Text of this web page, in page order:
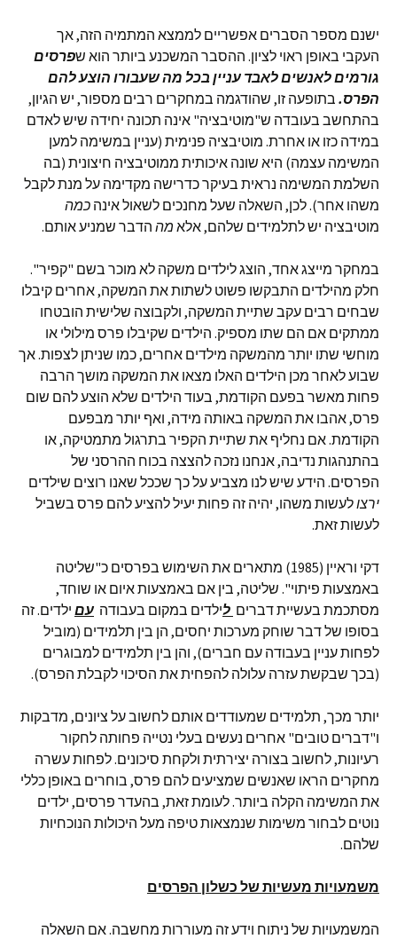
ישנם מספר הסברים אפשריים לממצא המתמיה הזה, אך
העקבי באופן ראוי לציון. ההסבר המשכנע ביותר הוא שפרסים
גורמים לאנשים לאבד עניין בכל מה שעבורו הוצע להם
הפרס. בתופעה זו, שהודגמה במחקרים רבים מספור, יש הגיון,
בהתחשב בעובדה ש"מוטיבציה" אינה תכונה יחידה שיש לאדם
במידה כזו או אחרת. מוטיבציה פנימית (עניין במשימה למען
המשימה עצמה) היא שונה איכותית ממוטיבציה חיצונית (בה
השלמת המשימה נראית בעיקר כדרישה מקדימה על מנת לקבל
משהו אחר). לכן, השאלה שעל מחנכים לשאול אינה כמה
מוטיבציה יש לתלמידים שלהם, אלא מה הדבר שמניע אותם.
במחקר מייצג אחד, הוצג לילדים משקה לא מוכר בשם "קפיר".
חלק מהילדים התבקשו פשוט לשתות את המשקה, אחרים קיבלו
שבחים רבים עקב שתיית המשקה, ולקבוצה שלישית הובטחו
ממתקים אם הם שתו מספיק. הילדים שקיבלו פרס מילולי או
מוחשי שתו יותר מהמשקה מילדים אחרים, כמו שניתן לצפות. אך
שבוע לאחר מכן הילדים האלו מצאו את המשקה מושך הרבה
פחות מאשר בפעם הקודמת, בעוד הילדים שלא הוצע להם שום
פרס, אהבו את המשקה באותה מידה, ואף יותר מבפעם
הקודמת. אם נחליף את שתיית הקפיר בתרגול מתמטיקה, או
בהתנהגות נדיבה, אנחנו נזכה להצצה בכוח ההרסני של
הפרסים. הידע שיש לנו מצביע על כך שככל שאנו רוצים שילדים
ירצולעשות משהו, יהיה זה פחות יעיל להציע להם פרס בשביל
לעשות זאת.
דקי וראיין (1985) מתארים את השימוש בפרסים כ"שליטה
באמצעות פיתוי". שליטה, בין אם באמצעות איום או שוחד,
מסתכמת בעשיית דברים לילדים במקום בעבודה עם ילדים. זה
בסופו של דבר שוחק מערכות יחסים, הן בין תלמידים (מוביל
לפחות עניין בעבודה עם חברים), והן בין תלמידים למבוגרים
(בכך שבקשת עזרה עלולה להפחית את הסיכוי לקבלת הפרס).
יותר מכך, תלמידים שמעודדים אותם לחשוב על ציונים, מדבקות
ו"דברים טובים" אחרים נעשים בעלי נטייה פחותה לחקור
רעיונות, לחשוב בצורה יצירתית ולקחת סיכונים. לפחות עשרה
מחקרים הראו שאנשים שמציעים להם פרס, בוחרים באופן כללי
את המשימה הקלה ביותר. לעומת זאת, בהעדר פרסים, ילדים
נוטים לבחור משימות שנמצאות טיפה מעל היכולות הנוכחיות
שלהם.
משמעויות מעשיות של כשלון הפרסים
המשמעויות של ניתוח וידע זה מעוררות מחשבה. אם השאלה